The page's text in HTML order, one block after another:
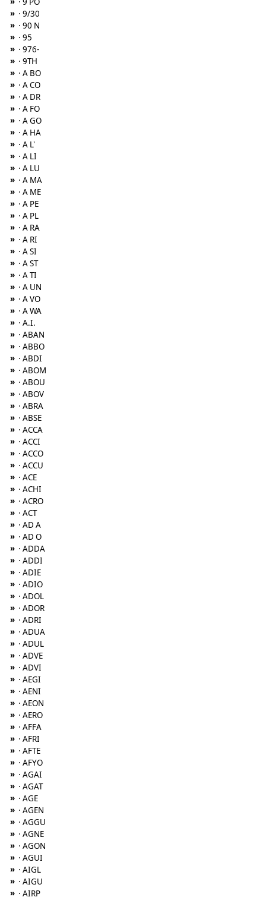
» · 9/30
» · 90 N
» · 95
» · 976-
» · 9TH
» · A BO
» · A CO
» · A DR
» · A FO
» · A GO
» · A HA
» · A L'
» · A LI
» · A LU
» · A MA
» · A ME
» · A PE
» · A PL
» · A RA
» · A RI
» · A SI
» · A ST
» · A TI
» · A UN
» · A VO
» · A WA
» · A.I.
» · ABAN
» · ABBO
» · ABDI
» · ABOM
» · ABOU
» · ABOV
» · ABRA
» · ABSE
» · ACCA
» · ACCI
» · ACCO
» · ACCU
» · ACE
» · ACHI
» · ACRO
» · ACT
» · AD A
» · AD O
» · ADDA
» · ADDI
» · ADIE
» · ADIO
» · ADOL
» · ADOR
» · ADRI
» · ADUA
» · ADUL
» · ADVE
» · ADVI
» · AEGI
» · AENI
» · AEON
» · AERO
» · AFFA
» · AFRI
» · AFTE
» · AFYO
» · AGAI
» · AGAT
» · AGE
» · AGEN
» · AGGU
» · AGNE
» · AGON
» · AGUI
» · AIGL
» · AIGU
» · AIRP